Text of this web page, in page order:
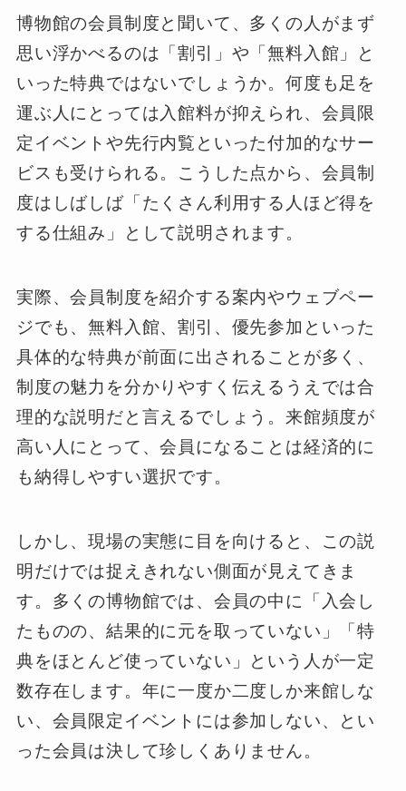
博物館の会員制度と聞いて、多くの人がまず
思い浮かべるのは「割引」や「無料入館」と
いった特典ではないでしょうか。何度も足を
運ぶ人にとっては入館料が抑えられ、会員限
定イベントや先行内覧といった付加的なサー
ビスも受けられる。こうした点から、会員制
度はしばしば「たくさん利用する人ほど得を
する仕組み」として説明されます。
実際、会員制度を紹介する案内やウェブペー
ジでも、無料入館、割引、優先参加といった
具体的な特典が前面に出されることが多く、
制度の魅力を分かりやすく伝えるうえでは合
理的な説明だと言えるでしょう。来館頻度が
高い人にとって、会員になることは経済的に
も納得しやすい選択です。
しかし、現場の実態に目を向けると、この説
明だけでは捉えきれない側面が見えてきま
す。多くの博物館では、会員の中に「入会し
たものの、結果的に元を取っていない」「特
典をほとんど使っていない」という人が一定
数存在します。年に一度か二度しか来館しな
い、会員限定イベントには参加しない、とい
った会員は決して珍しくありません。